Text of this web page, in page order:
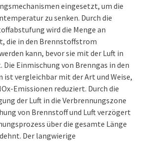
eingesetzt, um die
zu senken. Durch die
wird die Menge an
die in den Brennstoffstrom
kann, bevor sie mit der Luft in
Einmischung von Brenngas in den
vergleichbar mit der Art und Weise,
Emissionen reduziert. Durch die
der Luft in die Verbrennungszone
von Brennstoff und Luft verzögert
über die gesamte Länge
Der langwierige